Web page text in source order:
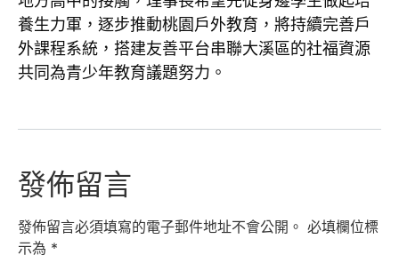
養生力軍，逐步推動桃園戶外教育，將持續完善戶
外課程系統，搭建友善平台串聯大溪區的社福資源
共同為青少年教育議題努力。
發佈留言
發佈留言必須填寫的電子郵件地址不會公開。 必填欄位標
示為 *